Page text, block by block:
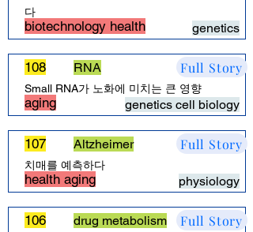
다
biotechnology health genetics
108 Full Story
RNA
Small RNA가 노화에 미치는 큰 영향
aging genetics cell biology
107 Full Story
Altzheimer
치매를 예측하다
health aging physiology
106 Full Story
drug metabolism